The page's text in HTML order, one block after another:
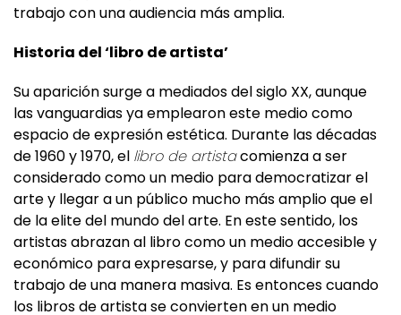
Historia del ‘libro de artista’
las vanguardias ya emplearon este medio como
espacio de expresión estética. Durante las décadas
de 1960 y 1970, ellibro de artistacomienza a ser
considerado como un medio para democratizar el
arte y llegar a un público mucho más amplio que el
de la elite del mundo del arte. En este sentido, los
artistas abrazan al libro como un medio accesible y
económico para expresarse, y para difundir su
trabajo de una manera masiva. Es entonces cuando
los libros de artista se convierten en un medio
homologable en el arte contemporáneo.